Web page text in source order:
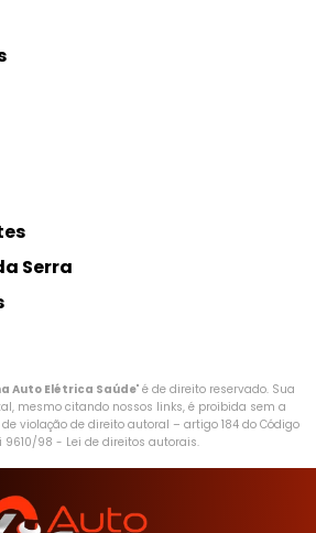
Serra
Auto Elétrica Saúde" é de direito reservado. Sua
mesmo citando nossos links, é proibida sem a
violação de direito autoral – artigo 184 do Código
9610/98 - Lei de direitos autorais.